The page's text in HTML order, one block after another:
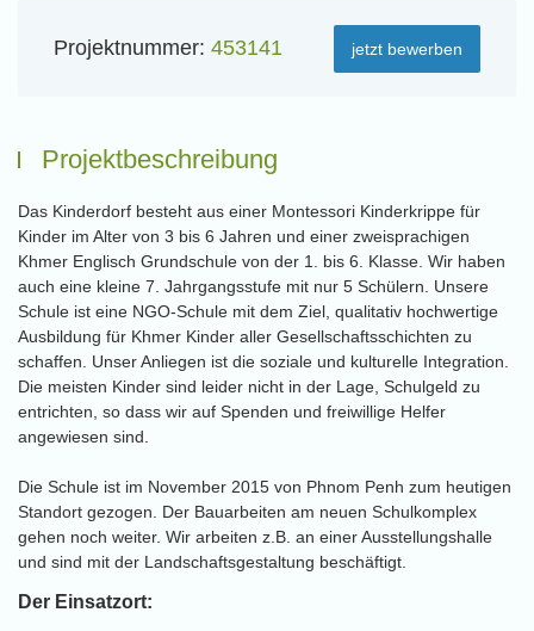
Projektnummer: 453141 jetzt bewerben
Projektbeschreibung
Das Kinderdorf besteht aus einer Montessori Kinderkrippe für
Kinder im Alter von 3 bis 6 Jahren und einer zweisprachigen
Khmer Englisch Grundschule von der 1. bis 6. Klasse. Wir haben
auch eine kleine 7. Jahrgangsstufe mit nur 5 Schülern. Unsere
Schule ist eine NGO-Schule mit dem Ziel, qualitativ hochwertige
Ausbildung für Khmer Kinder aller Gesellschaftsschichten zu
schaffen. Unser Anliegen ist die soziale und kulturelle Integration.
Die meisten Kinder sind leider nicht in der Lage, Schulgeld zu
entrichten, so dass wir auf Spenden und freiwillige Helfer
angewiesen sind.
Die Schule ist im November 2015 von Phnom Penh zum heutigen
Standort gezogen. Der Bauarbeiten am neuen Schulkomplex
gehen noch weiter. Wir arbeiten z.B. an einer Ausstellungshalle
und sind mit der Landschaftsgestaltung beschäftigt.
Der Einsatzort: